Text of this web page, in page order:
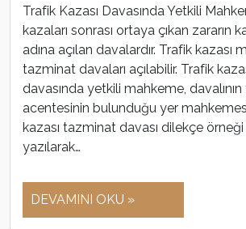
Trafik Kazası Davasında Yetkili
kazaları sonrası ortaya çıkan zararın
adına açılan davalardır. Trafik kazası
tazminat davaları açılabilir. Trafik
davasında yetkili mahkeme,
acentesinin bulunduğu yer
kazası tazminat davası dilekçe
yazılarak…
DEVAMINI OKU »